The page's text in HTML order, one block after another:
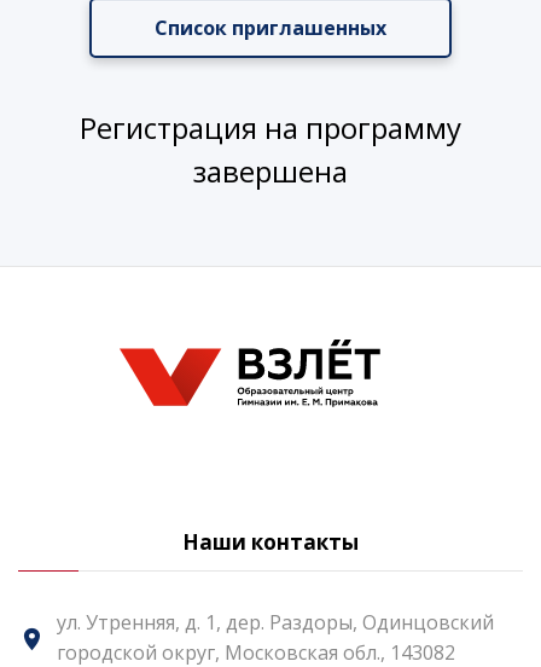
Список приглашенных
Регистрация на программу
завершена
Наши контакты
ул. Утренняя, д. 1, дер. Раздоры, Одинцовский
городской округ, Московская обл., 143082